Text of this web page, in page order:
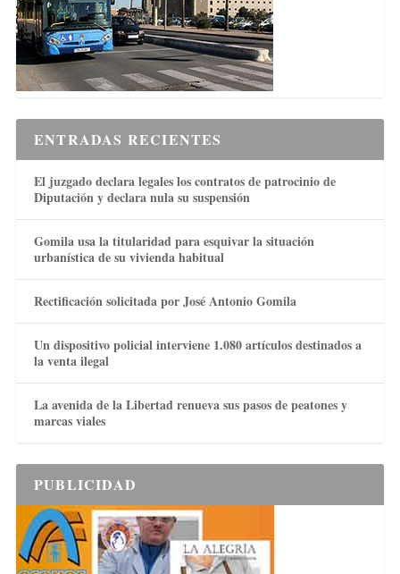
ENTRADAS RECIENTES
El juzgado declara legales los contratos de patrocinio de
Diputación y declara nula su suspensión
Gomila usa la titularidad para esquivar la situación
urbanística de su vivienda habitual
Rectificación solicitada por José Antonio Gomila
Un dispositivo policial interviene 1.080 artículos destinados a
la venta ilegal
La avenida de la Libertad renueva sus pasos de peatones y
marcas viales
PUBLICIDAD